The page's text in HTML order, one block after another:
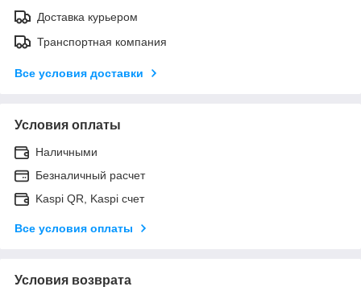
Доставка курьером
Транспортная компания
Все условия доставки
Условия оплаты
Наличными
Безналичный расчет
Kaspi QR, Kaspi счет
Все условия оплаты
Условия возврата